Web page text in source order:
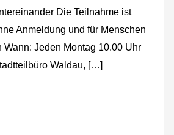
Die Teilnahme ist
Anmeldung und für Menschen
Wann: Jeden Montag 10.00 Uhr
Waldau, […]